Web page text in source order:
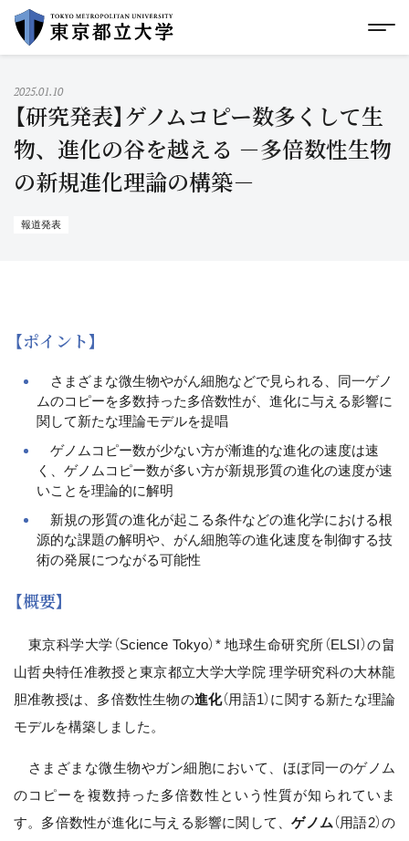
イ
グローバルメニューにスキップ メ
2025.01.10
【研究発表】ゲノムコピー数多くして生
物、進化の谷を越える －多倍数性生物
の新規進化理論の構築－
報道発表
【ポイント】
さまざまな微生物やがん細胞などで見られる、同一ゲノ
ムのコピーを多数持った多倍数性が、進化に与える影響に
関して新たな理論モデルを提唱
ゲノムコピー数が少ない方が漸進的な進化の速度は速
く、ゲノムコピー数が多い方が新規形質の進化の速度が速
いことを理論的に解明
新規の形質の進化が起こる条件などの進化学における根
源的な課題の解明や、がん細胞等の進化速度を制御する技
術の発展につながる可能性
【概要】
東京科学大学（Science Tokyo）* 地球生命研究所（ELSI）の畠
山哲央特任准教授と東京都立大学大学院 理学研究科の大林龍
胆准教授は、多倍数性生物の進化（用語1）に関する新たな理論
モデルを構築しました。
さまざまな微生物やガン細胞において、ほぼ同一のゲノム
のコピーを複数持った多倍数性という性質が知られていま
す。多倍数性が進化に与える影響に関して、ゲノム （用語2）の